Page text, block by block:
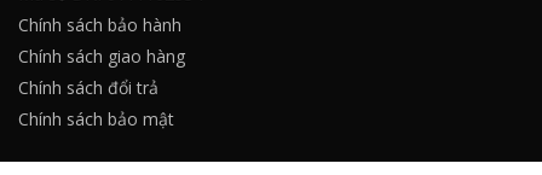
Chính sách bảo hành
Chính sách giao hàng
Chính sách đổi trả
Chính sách bảo mật